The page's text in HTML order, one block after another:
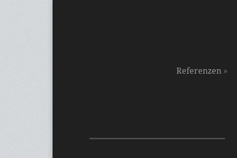
Referenzen »